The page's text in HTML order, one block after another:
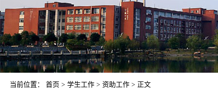
当前位置： 首页 > 学生工作 > 资助工作 > 正文